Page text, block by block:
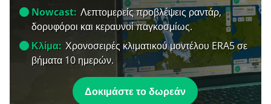
Nowcast: Λεπτομερείς προβλέψεις ραντάρ,
δορυφόροι και κεραυνοί παγκοσμίως.
Κλίμα: Χρονοσειρές κλιματικού μοντέλου ERA5 σε
βήματα 10 ημερών.
Δοκιμάστε το δωρεάν